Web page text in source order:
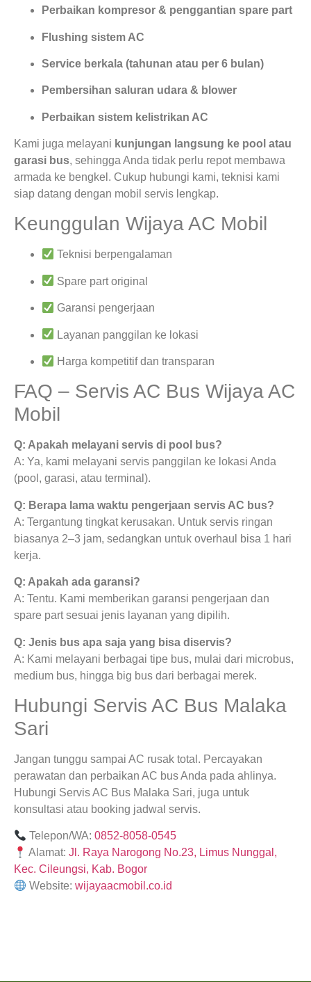
Perbaikan kompresor & penggantian spare part
Flushing sistem AC
Service berkala (tahunan atau per 6 bulan)
Pembersihan saluran udara & blower
Perbaikan sistem kelistrikan AC
Kami juga melayani kunjungan langsung ke pool atau
garasi bus, sehingga Anda tidak perlu repot membawa
armada ke bengkel. Cukup hubungi kami, teknisi kami
siap datang dengan mobil servis lengkap.
Keunggulan Wijaya AC Mobil
Teknisi berpengalaman
Spare part original
Garansi pengerjaan
Layanan panggilan ke lokasi
Harga kompetitif dan transparan
FAQ – Servis AC Bus Wijaya AC
Mobil
Q: Apakah melayani servis di pool bus?
A: Ya, kami melayani servis panggilan ke lokasi Anda
(pool, garasi, atau terminal).
Q: Berapa lama waktu pengerjaan servis AC bus?
A: Tergantung tingkat kerusakan. Untuk servis ringan
biasanya 2–3 jam, sedangkan untuk overhaul bisa 1 hari
kerja.
Q: Apakah ada garansi?
A: Tentu. Kami memberikan garansi pengerjaan dan
spare part sesuai jenis layanan yang dipilih.
Q: Jenis bus apa saja yang bisa diservis?
A: Kami melayani berbagai tipe bus, mulai dari microbus,
medium bus, hingga big bus dari berbagai merek.
Hubungi Servis AC Bus Malaka
Sari
Jangan tunggu sampai AC rusak total. Percayakan
perawatan dan perbaikan AC bus Anda pada ahlinya.
Hubungi Servis AC Bus Malaka Sari, juga untuk
konsultasi atau booking jadwal servis.
Telepon/WA:0852-8058-0545
Alamat:Jl. Raya Narogong No.23, Limus Nunggal,
Kec. Cileungsi, Kab. Bogor
Website:wijayaacmobil.co.id